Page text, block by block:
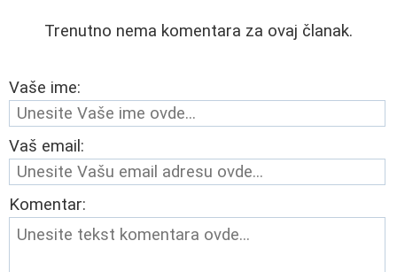
Trenutno nema komentara za ovaj članak.
Vaše ime:
Vaš email:
Komentar: